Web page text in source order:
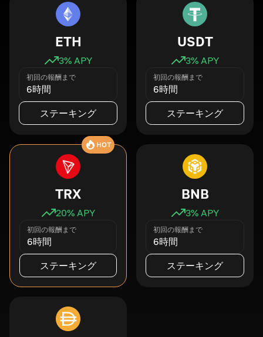
ETH
3% APY
初回の報酬まで
6時間
ステーキング
USDT
3% APY
初回の報酬まで
6時間
ステーキング
HOT
TRX
20% APY
初回の報酬まで
6時間
ステーキング
BNB
3% APY
初回の報酬まで
6時間
ステーキング